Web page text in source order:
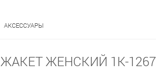
АКСЕССУАРЫ
ЖАКЕТ ЖЕНСКИЙ 1К-1267